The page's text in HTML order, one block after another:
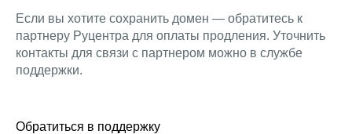
Если вы хотите сохранить домен — обратитесь к
партнеру Руцентра для оплаты продления. Уточнить
контакты для связи с партнером можно в службе
поддержки.
Обратиться в поддержку